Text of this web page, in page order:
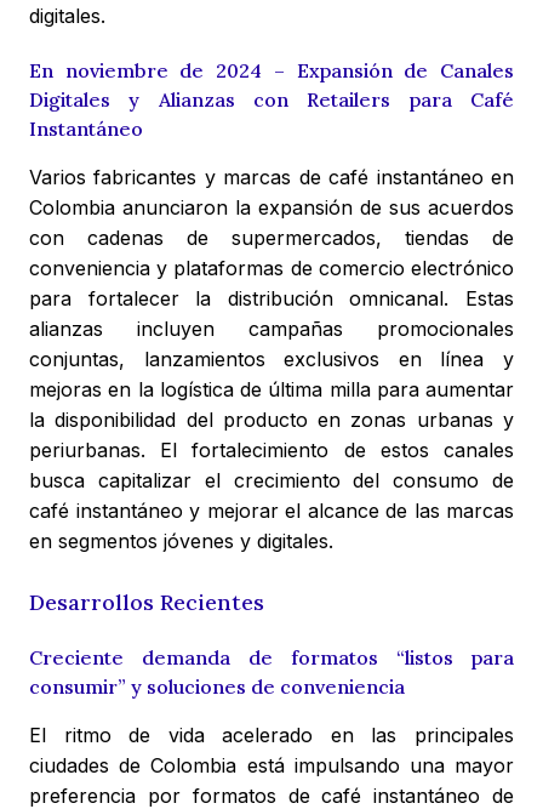
digitales.
En noviembre de 2024 – Expansión de Canales
Digitales y Alianzas con Retailers para Café
Instantáneo
Varios fabricantes y marcas de café instantáneo en
Colombia anunciaron la expansión de sus acuerdos
con cadenas de supermercados, tiendas de
conveniencia y plataformas de comercio electrónico
para fortalecer la distribución omnicanal. Estas
alianzas incluyen campañas promocionales
conjuntas, lanzamientos exclusivos en línea y
mejoras en la logística de última milla para aumentar
la disponibilidad del producto en zonas urbanas y
periurbanas. El fortalecimiento de estos canales
busca capitalizar el crecimiento del consumo de
café instantáneo y mejorar el alcance de las marcas
en segmentos jóvenes y digitales.
Desarrollos Recientes
Creciente demanda de formatos “listos para
consumir” y soluciones de conveniencia
El ritmo de vida acelerado en las principales
ciudades de Colombia está impulsando una mayor
preferencia por formatos de café instantáneo de